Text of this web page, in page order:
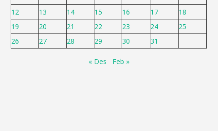
12
13 14 15 16 17
18
19
20 21 22 23 24
25
26
27 28 29 30 31
« Des Feb »